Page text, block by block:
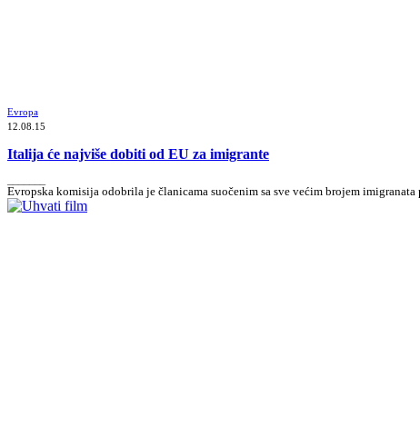
Evropa
12.08.15
Italija će najviše dobiti od EU za imigrante
Evropska komisija odobrila je članicama suočenim sa sve većim brojem